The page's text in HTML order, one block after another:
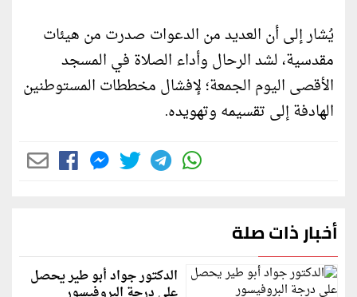
يُشار إلى أن العديد من الدعوات صدرت من هيئات
مقدسية، لشد الرحال وأداء الصلاة في المسجد
الأقصى اليوم الجمعة؛ لإفشال مخططات المستوطنين
الهادفة إلى تقسيمه وتهويده.
أخبار ذات صلة
الدكتور جواد أبو طير يحصل